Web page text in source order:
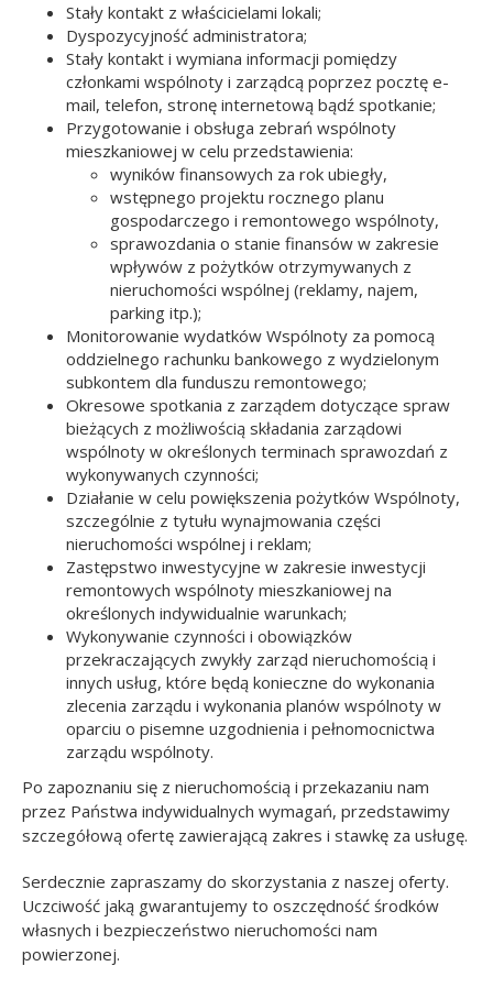
Stały kontakt z właścicielami lokali;
Dyspozycyjność administratora;
Stały kontakt i wymiana informacji pomiędzy
członkami wspólnoty i zarządcą poprzez pocztę e-
mail, telefon, stronę internetową bądź spotkanie;
Przygotowanie i obsługa zebrań wspólnoty
mieszkaniowej w celu przedstawienia:
wyników finansowych za rok ubiegły,
wstępnego projektu rocznego planu
gospodarczego i remontowego wspólnoty,
sprawozdania o stanie finansów w zakresie
wpływów z pożytków otrzymywanych z
nieruchomości wspólnej (reklamy, najem,
parking itp.);
Monitorowanie wydatków Wspólnoty za pomocą
oddzielnego rachunku bankowego z wydzielonym
subkontem dla funduszu remontowego;
Okresowe spotkania z zarządem dotyczące spraw
bieżących z możliwością składania zarządowi
wspólnoty w określonych terminach sprawozdań z
wykonywanych czynności;
Działanie w celu powiększenia pożytków Wspólnoty,
szczególnie z tytułu wynajmowania części
nieruchomości wspólnej i reklam;
Zastępstwo inwestycyjne w zakresie inwestycji
remontowych wspólnoty mieszkaniowej na
określonych indywidualnie warunkach;
Wykonywanie czynności i obowiązków
przekraczających zwykły zarząd nieruchomością i
innych usług, które będą konieczne do wykonania
zlecenia zarządu i wykonania planów wspólnoty w
oparciu o pisemne uzgodnienia i pełnomocnictwa
zarządu wspólnoty.
Po zapoznaniu się z nieruchomością i przekazaniu nam
przez Państwa indywidualnych wymagań, przedstawimy
szczegółową ofertę zawierającą zakres i stawkę za usługę.
Serdecznie zapraszamy do skorzystania z naszej oferty.
Uczciwość jaką gwarantujemy to oszczędność środków
własnych i bezpieczeństwo nieruchomości nam
powierzonej.